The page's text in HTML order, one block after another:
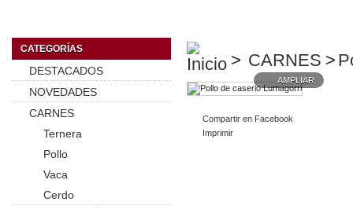
CATEGORÍAS
DESTACADOS
NOVEDADES
CARNES
Ternera
Pollo
Vaca
Cerdo
> CARNES >
AMPLIAR
Compartir en Facebook
Imprimir